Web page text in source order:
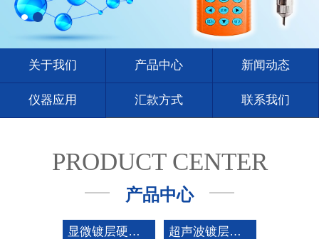
关于我们 产品中心 新闻动态
仪器应用 汇款方式 联系我们
PRODUCT CENTER
产品中心
显微镀层硬度计 超声波镀层硬度计